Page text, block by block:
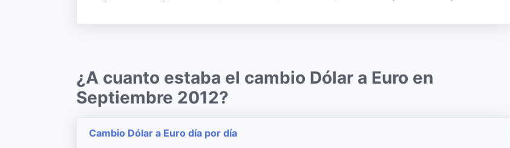
¿A cuanto estaba el cambio Dólar a Euro en
Septiembre 2012?
Cambio Dólar a Euro día por día